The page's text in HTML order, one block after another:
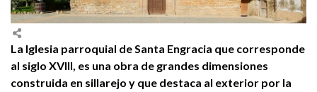
La Iglesia parroquial de Santa Engracia que corresponde
al siglo XVIII, es una obra de grandes dimensiones
construida en sillarejo y que destaca al exterior por la